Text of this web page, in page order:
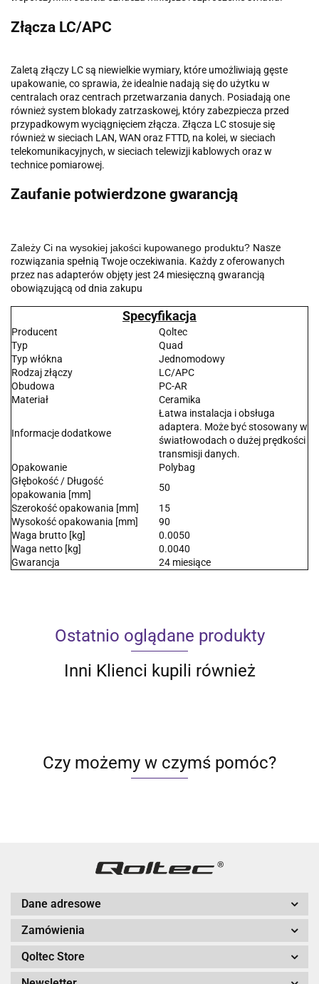
Złącza LC/APC
Zaletą złączy LC są niewielkie wymiary, które umożliwiają gęste
upakowanie, co sprawia, że idealnie nadają się do użytku w
centralach oraz centrach przetwarzania danych. Posiadają one
również system blokady zatrzaskowej, który zabezpiecza przed
przypadkowym wyciągnięciem złącza. Złącza LC stosuje się
również w sieciach LAN, WAN oraz FTTD, na kolei, w sieciach
telekomunikacyjnych, w sieciach telewizji kablowych oraz w
technice pomiarowej.
Zaufanie potwierdzone gwarancją
Zależy Ci na wysokiej jakości kupowanego produktu? Nasze
rozwiązania spełnią Twoje oczekiwania. Każdy z oferowanych
przez nas adapterów objęty jest 24 miesięczną gwarancją
obowiązującą od dnia zakupu
Specyfikacja
Producent
Qoltec
Typ
Quad
Typ włókna
Jednomodowy
Rodzaj złączy
LC/APC
Obudowa
PC-AR
Materiał
Ceramika
Informacje dodatkowe
Łatwa instalacja i obsługa
adaptera. Może być stosowany w
światłowodach o dużej prędkości
transmisji danych.
Opakowanie
Polybag
Głębokość / Długość
opakowania [mm]
50
Szerokość opakowania [mm]
15
Wysokość opakowania [mm]
90
Waga brutto [kg]
0.0050
Waga netto [kg]
0.0040
Gwarancja
24 miesiące
Ostatnio oglądane produkty
Inni Klienci kupili również
Czy możemy w czymś pomóc?
Dane adresowe
Zamówienia
Qoltec Store